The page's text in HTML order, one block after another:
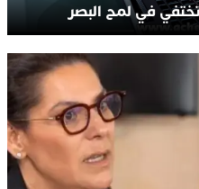
في لمح البصر